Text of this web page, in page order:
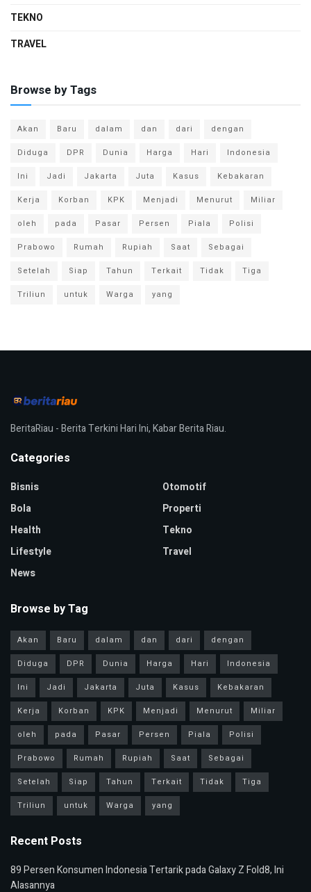
TEKNO
TRAVEL
Browse by Tags
Akan Baru dalam dan dari
dengan
Diduga
DPR Dunia Harga Hari
Indonesia
Ini
Jadi Jakarta Juta Kasus
Kebakaran
Kerja
Korban KPK Menjadi Menurut
Miliar
oleh
pada Pasar Persen Piala
Polisi
Prabowo
Rumah Rupiah Saat
Sebagai
Setelah
Siap Tahun Terkait Tidak
Tiga
Triliun
untuk Warga yang
BeritaRiau - Berita Terkini Hari Ini, Kabar Berita Riau.
Categories
Bisnis
Bola
Health
Lifestyle
News
Otomotif
Properti
Tekno
Travel
Browse by Tag
Akan Baru dalam dan dari
dengan
Diduga
DPR Dunia Harga Hari
Indonesia
Ini
Jadi Jakarta Juta Kasus
Kebakaran
Kerja
Korban KPK Menjadi Menurut
Miliar
oleh
pada Pasar Persen Piala
Polisi
Prabowo
Rumah Rupiah Saat
Sebagai
Setelah
Siap Tahun Terkait Tidak
Tiga
Triliun
untuk Warga yang
Recent Posts
89 Persen Konsumen Indonesia Tertarik pada Galaxy Z Fold8, Ini
Alasannya